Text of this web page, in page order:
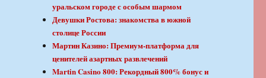
уральском городе с особым шармом
Девушки Ростова: знакомства в южной
столице России
Мартин Казино: Премиум-платформа для
ценителей азартных развлечений
Martin Casino 800: Рекордный 800% бонус и